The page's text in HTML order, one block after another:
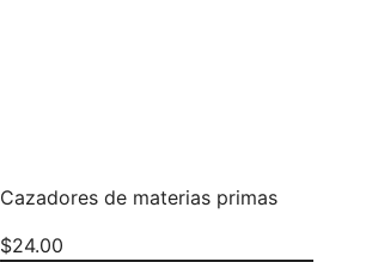
Cazadores de materias primas
$24.00